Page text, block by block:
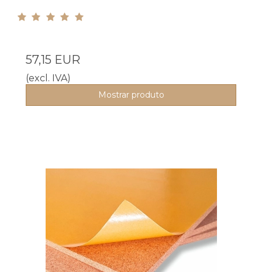
57,15 EUR
(excl. IVA)
Mostrar produto